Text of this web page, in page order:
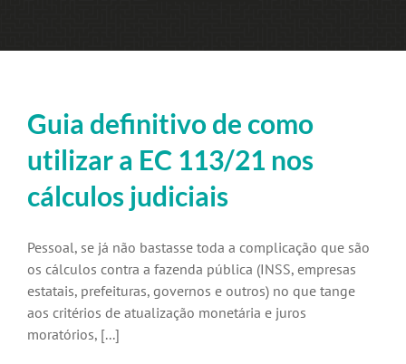
Guia definitivo de como
utilizar a EC 113/21 nos
cálculos judiciais
Pessoal, se já não bastasse toda a complicação que são
os cálculos contra a fazenda pública (INSS, empresas
estatais, prefeituras, governos e outros) no que tange
aos critérios de atualização monetária e juros
moratórios, [...]